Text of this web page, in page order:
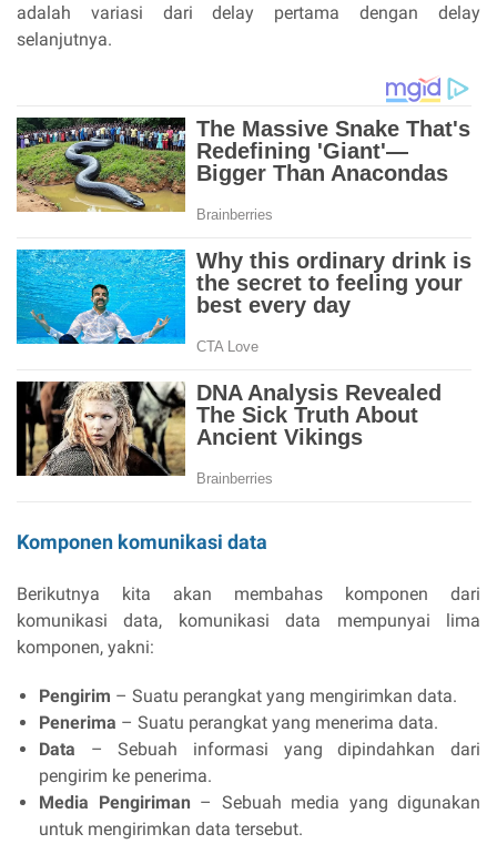
adalah variasi dari delay pertama dengan delay
selanjutnya.
Komponen komunikasi data
Berikutnya kita akan membahas komponen dari
komunikasi data, komunikasi data mempunyai lima
komponen, yakni:
Pengirim – Suatu perangkat yang mengirimkan data.
Penerima – Suatu perangkat yang menerima data.
Data – Sebuah informasi yang dipindahkan dari
pengirim ke penerima.
Media Pengiriman – Sebuah media yang digunakan
untuk mengirimkan data tersebut.